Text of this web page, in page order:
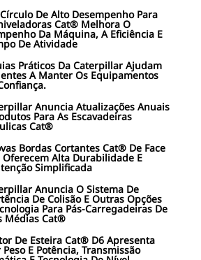
De Alto Desempenho Para
Cat® Melhora O
Da Máquina, A Eficiência E
De Atividade
Práticos Da Caterpillar Ajudam
A Manter Os Equipamentos
Anuncia Atualizações Anuais
Para As Escavadeiras
Cat®
Bordas Cortantes Cat® De Face
Oferecem Alta Durabilidade E
Simplificada
Anuncia O Sistema De
De Colisão E Outras Opções
Para Pás-Carregadeiras De
Médias Cat®
De Esteira Cat® D6 Apresenta
E Potência, Transmissão